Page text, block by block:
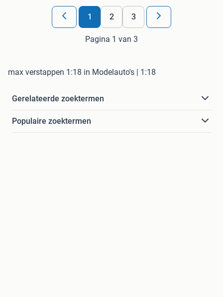
1 2 3
Pagina 1 van 3
max verstappen 1:18 in Modelauto's | 1:18
Gerelateerde zoektermen
Populaire zoektermen